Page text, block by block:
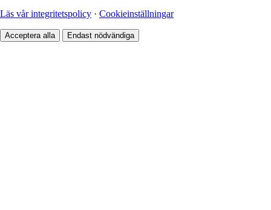
Läs vår integritetspolicy · Cookieinställningar
Acceptera alla Endast nödvändiga